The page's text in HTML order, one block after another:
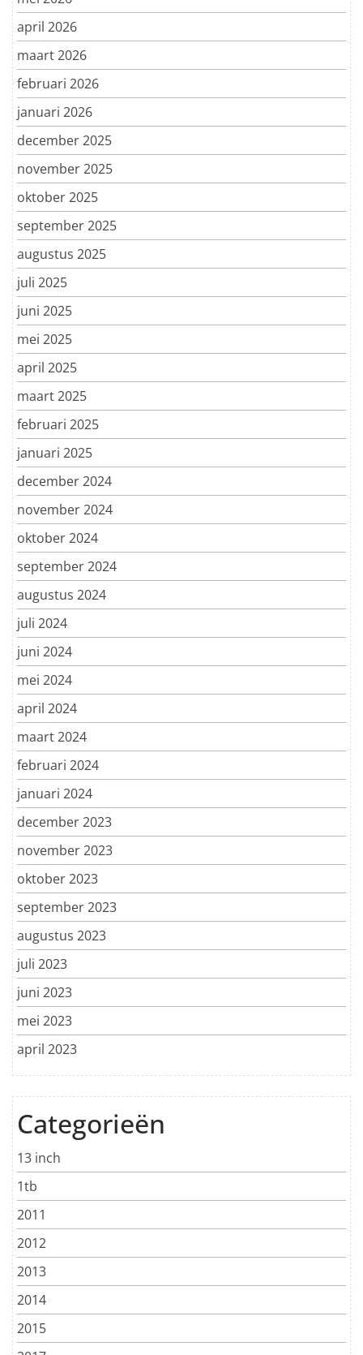
april 2026
maart 2026
februari 2026
januari 2026
december 2025
november 2025
oktober 2025
september 2025
augustus 2025
juli 2025
juni 2025
mei 2025
april 2025
maart 2025
februari 2025
januari 2025
december 2024
november 2024
oktober 2024
september 2024
augustus 2024
juli 2024
juni 2024
mei 2024
april 2024
maart 2024
februari 2024
januari 2024
december 2023
november 2023
oktober 2023
september 2023
augustus 2023
juli 2023
juni 2023
mei 2023
april 2023
Categorieën
13 inch
1tb
2011
2012
2013
2014
2015